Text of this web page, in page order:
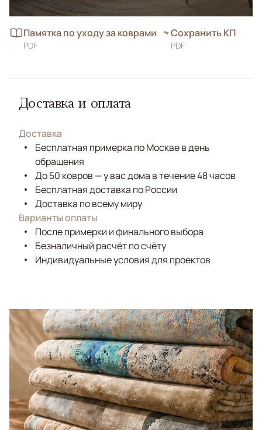
Памятка по уходу за коврами
PDF
Сохранить КП
PDF
Доставка и оплата
Доставка
Бесплатная примерка по Москве в день
обращения
До 50 ковров — у вас дома в течение 48 часов
Бесплатная доставка по России
Доставка по всему миру
Варианты оплаты
После примерки и финального выбора
Безналичный расчёт по счёту
Индивидуальные условия для проектов